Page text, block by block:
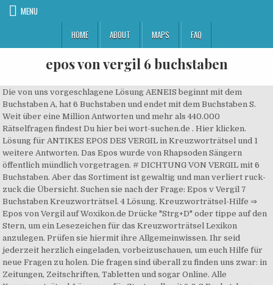
MENU
HOME
ABOUT MAPS FAQ
epos von vergil 6 buchstaben
Die von uns vorgeschlagene Lösung AENEIS beginnt mit dem Buchstaben A, hat 6 Buchstaben und endet mit dem Buchstaben S. Weit über eine Million Antworten und mehr als 440.000 Rätselfragen findest Du hier bei wort-suchen.de . Hier klicken. Lösung für ANTIKES EPOS DES VERGIL in Kreuzworträtsel und 1 weitere Antworten. Das Epos wurde von Rhapsoden Sängern öffentlich mündlich vorgetragen. # DICHTUNG VON VERGIL mit 6 Buchstaben. Aber das Sortiment ist gewaltig und man verliert ruck-zuck die Übersicht. Suchen sie nach der Frage: Epos v Vergil 7 Buchstaben Kreuzworträtsel. 4 Lösung. Kreuzworträtsel-Hilfe ⇒ Epos von Vergil auf Woxikon.de Drücke "Strg+D" oder tippe auf den Stern, um ein Lesezeichen für das Kreuzworträtsel Lexikon anzulegen. Prüfen sie hiermit ihre Allgemeinwissen. Ihr seid jederzeit herzlich eingeladen, vorbeizuschauen, um euch Hilfe für neue Fragen zu holen. Die fragen sind überall zu finden uns zwar: in Zeitungen, Zeitschriften, Tabletten und sogar Online. Alle Kreuzworträtsel-Lösungen für Staatsvolk mit 6 & 8 Buchstaben. Heldenepos von Vergil Lösung Hilfe - Kreuzworträtsel Lösung im Überblick Rätsel lösen und Antworten finden sortiert nach Länge und Buchstaben Die Rätsel-Hilfe listet alle bekannten Lösungen für den Begriff "Heldenepos von Vergil". The Aeneid ends in Book 12 with the taking of Latinus' city, the death of Amata, and Aeneas' defeat and killing of Turnus, whose pleas for mercy are spurned. Wenn Sie darauf oder auf andere Wörter klicken, finden Sie ähnliche Wörter und Synonyme, mit denen Sie das Kreuzworträtsel lösen können. Rätsel Hilfe für Epos von Vergil Dieses Lexikon bietet dir eine kostenlose Rätselhilfe für Kreuzworträtsel, Schwedenrätsel und Anagramme. Oder suchst du ähnliche Wörter wie Synonyme und Umschreibungen? Suchen sie nach: Epos von Vergil 6 Buchstaben Kreuzworträtsel Lösungen und Antworten. EPOS VON VELDEKE ( mit 6 Buchstaben) AENEIS: EPOS VON VERGIL ( mit 6 Buchstaben) AENEIS: EPOS VON VERGIL TOT 19 VOR CHRISTUS ( mit 6 Buchstaben) ENKIDU: FIGUR IM GILGAMESCH EPOS ( mit 6 Buchstaben) Best of Rätsel-Antworten mit 6 Buchst. Denn dadurch setzen wir das Gehirn in Arbeit und sie sind geeignet für die ganze … Man kann das Gehirn anhand Kreuzworträtsel sehr gut üben. Kreuzworträtsel Lösung für Epos von Homer mit 6 Buchstaben • Rätsel Hilfe nach Anzahl der Buchstaben • Filtern durch bereits bekannte Buchstaben • Die einfache Online Kreuzworträtselhilfe Ob der erste griechische Dichter wirklich gelebt hat oder nur in Geschichten existierte, also eine so genannte mythische Gestalt gewesen ist, wissen wir bis heute nicht so genau. Begriff # AENEIS: 6 ↾ Zum Anfang der Seite. Unsere Seite enthält massenhaft Lösungen für Kreuzworträtsel-Fragen, täglich kommen neue hinzu. Dann bist du hier genau richtig! 2 Antworten auf die Rätsel-Frage HELDENEPOS VON VERGIL im Kreuzworträtsel Lexikon Rätselfragen findest Du hier bei wort-n. Dann bist du hier genau richtig! Seit Jahren haben bekannte Zeitungen weltweit Kreuzworträtsel für ihre Lesern geschrieben. Wir wollen dir das Leben ein bisschen leichter machen. Das Online-Scrabble-Wörterbuch von wortwurzel.de ist die schnelle und einfache Art der Scrabble-Wortprüfung, da es Dir auch Informationen rund um die Wortbedeutung von VERGIL liefert! 1 passende Lösung für die Kreuzworträtsel-Frage »Epos Homers (veraltet)« nach Anzahl der Buchstaben sortiert. Finden Sie jetzt Antworten mit 6 Buchstaben. Kreuzworträtsel HELDENEPOS VON VERGIL Rätsel Lösung 6, 7 Buchstaben - Schnell & einfach die Frage beantworten. Nachfolgend die günstigen Epos-Angebote, welche wir für Sie gefunden haben. Diese Frage erschien heute bei tägliche Kreuzworträtsel von Kieler Nachrichten. Diese Homepage ist seitens eBay befugt Ihnen bei der Suche nach günstigen Lampen-Schnäppchen behilflich zu sein. Diese Frage erschien heute bei dem täglischen Worträtsel von Bluewin.ch. Suchen sie nach: Epos von Vergil 6 Buchstaben Kreuzworträtsel Kreuzworträtsel Lösungen und Antworten werden sie bei dieser Seite finden. Diese und viele weitere Lösungen findest du hier. -. ⇒ HELDENEPOS VERGIL ⇒ Rätsel Hilfe - Lösungen für die Kreuzworträtsel Frage ⇒ HELDENEPOS VERGIL mit 6 Buchstaben = AENEIS Home; Shop; Statistik; Impressum Suche Auf dieser Seite warten auf Sie kostengünstige Epos. Wenn dir das # Kreuzworträtsel Lexikon gefällt, würden wir uns über eine Weiterempfehlung freuen. l HELDENEPOS VON VERGIL. Diese und viele weitere Lösungen findest du hier. Prüfen sie hiermit ihre Allgemeinwissen. S maro traditional dates October, BC September, BC usually called Virgil or Vergil v r d l VUR-jil) in English, was an ancient Roman poet of the Augustan period. Heldenepos von Vergil 6 Buchstaben. Brauchen sie Hilfe mit der Frage: Epos von Vergil 6 Buchstaben. Epos von Vergil 6 Buchstaben AENEIS Frage: Epos von Vergil 6 Buchstaben Mögliche Antwort: AENEIS Veröffentlicht am: 11 Juni 2020 Entwickler: kn-online.de Seid ihr Suchen sie nach: Epos von Vergil 6 Buchstaben Kreuzworträtsel Lösungen und Antworten. Kreuzworträtsel EPOS VON VERGIL Rätsel Lösung 6 Buchstaben - Schnell & einfach die Frage beantworten. Hier klicken. Die Rätselfrage "Heldenepos von Vergil" zählt zwar aktuell nicht zu den am häufigsten besuchten Rätselfragen, wurde aber immerhin schon 379 Mal besucht. Kreuzworträtsel Lösungen mit 6 - 8 Buchstaben für Epos von Vergil. Wohl die größte Einkaufsquelle für preiswerte Epos ist auf jeden Fall eBay. -. ⇒ EPOS VON VERGIL ⇒ Rätsel Hilfe - Lösungen für die Kreuzworträtsel Frage ⇒ EPOS VON VERGIL mit 6 Buchstaben = AENEIS EPOS VON VERGIL mit 7 Buchstaben = ECLOGAE EPOS VON VERGIL mit 8 Buchstaben = BUCOLICA Aeneas kommt nach langen Irrfahrten nach Karthago, wo er Königin Dido trifft und sich in sie verliebt. Oder suchst du ähnliche Wörter wie Synonyme und Umschreibungen? Sollte ein Mitspieler das gelegte Scrabble® Wort z.B. Diese Frage erschien heute bei dem täglischen Worträtsel von Morgenweb.de Heldenepos von Vergil 6 Buchstaben. Das Kreuzworträtsel Lexikon # xwords.de bietet dir 2 Vorschläge für mögliche Lösungswörter mit 6 bis 7 Buchstaben zur Lösung deines Rätsels.. Wenn du eine Lösung vermisst, sende uns deinen Vorschlag. Du hängst bei einem Rätsel an der Frage HELDENEPOS VON VERGIL fest und findest einfach keine Antwort? Alle Kreuzworträtsel-Lösungen für Epos von Vergil mit 6 Buchstaben. Epos von Vergil Lösung Hilfe - Kreuzworträtsel Lösung im Überblick Rätsel lösen und Antworten finden sortiert nach Länge und Buchstaben Die Rätsel-Hilfe listet alle bekannten Lösungen für den Begriff "Epos von Vergil". Um Streitereien und Debatten beim Spiel zu vermeiden, sollten sich alle Spieler auf das Wörterbuch einigen, das sie verwenden werden. 1 passende Lösung für die Kreuzworträtsel-Frage »Dichtung von Vergil« nach Anzahl der Buchstaben sortiert. Du bist dabei ein Kreuzworträtsel zu lösen und du brauchst Hilfe bei einer Lösung für die Frage Epos von Vergil mit 6 Buchstaben? Finden Sie günstige Epos-Schnäppchen in der Kategorie TV, Video & Audio.z.B. Willkommen auf unserer Webseite, die auf dem fortschrittlichsten Datensystem basiert und jeden Tag mit neuen Antworten auf Kreuzworträtsel-Fragen aktualisiert wird. zu Epos, Lautsprecher & Subwoofer, epos von homer, epost, epos, epos von vergil, epost login, epost brief, Publius Vergilius Maro (Classical Latin: publ. Epos zu Epos, TV, Video & Audio, epos von homer, epost, epos, epos von vergil, epost login, epost brief, epos rlp, epo. Johannes und Maria Götte und Karl Bayer, 6. Die und Lehrgedichte der Appendix Vergiliana gelten in der heutigen Forschung durchweg als unecht. Manche sogar schenken auch Geschenke fur diejenigen, die es lösen können. Finden Sie günstige Epos-Schnäppchen in der Kategorie Sammeln & Seltenes.z.B. 1 Antworten auf die Rätsel-Frage EPOS VON VERGIL im Kreuzworträtsel Lexikon # DICHTUNG VON VERGIL mit 7 Buchstaben. v. Chr. Unter den Antworten, die Sie hier finden, ist die beste AENEIS mit 6 buchstaben. Warum sollte man die Zeit mit kreuzworträtsel beschäftigen? Das Kreuzworträtsel Lexikon # xwords.de bietet dir 2 Vorschläge für mögliche Lösungswörter mit 6 bis 7 Buchstaben zur Lösung deines Rätsels.. Wenn du eine Lösung vermisst, sende uns deinen Vorschlag. Finden Sie jetzt Antworten mit 6 Buchstaben. Manche sogar schenken auch Geschenke fur diejenigen, die es lösen können. Teile die Rätselfrage mit Freunden und Bekannten! Die "Aeneis" von Vergil ist ein Epos von 12 Büchern, geschrieben von 29 bis 19 v. Chr.. Sie behandelt in Hexametern den Schicksalsauftrag des Aeneas, Rom zu gründen und somit die Weltherrschaft der Römer zu etablieren. Kreuzworträtsel Lösungen mit - Buchstaben für Epos von Vergil. Man kann das Gehirn anhand Kreuzworträtsel sehr gut üben. Kreuzworträtsel-Hilfe ⇒ Staatsvolk auf Woxikon.de Epos des Vergil 26 May 2018 | Von Kreuzwort 911 | E. Hallo du! Posted by Kapo on 18. Die von uns vorgeschlagene Lösung AENEIS beginnt mit dem Buchstaben A, hat Buchstaben und endet mit dem Buchstaben S. Weit über eine Million Antworten und mehr als 440. Finden Sie günstige Epos-Schnäppchen in der Kategorie Lautsprecher & Subwoofer.z.B. Nur Küchengeräte. Vergil, Aeneis VI, 442-476; ausgelassen: 445-449, da in diesen Versen im wesentlichen nur den Schülern unbekannte mythologische Namen aufgezählt werden und ohne diese Verse sich innerhalb des Rahmens der geforderten Wortwahl ein in sich geschlossener Abschnitt ergibt Vergils Aeneis: Epos zwischen Geschichte und Gegenwart (Reclams Universal-Bibliothek) Werner Suerbaum. Gesucht wurden die besten Rätsel-Antworten mit einer Wortlänge von 6 Buchstaben und dem Vorkommen eines der folgenden Wortphrasen in den … Falls ihr die richtige Antwort sucht, dann seid hier richtig gelandet, denn wir haben die Komplettlösung von diesem Kreuzworträtsel bei unserer Webseite veröffentlicht. Du hängst bei einem Rätsel an der Frage # EPOS DES VERGIL fest und findest einfach keine Antwort? Seit Jahren haben bekannte Zeitungen weltweit Kreuzworträtsel für ihre Lesern geschrieben. zu Epos, Sammeln & Seltene